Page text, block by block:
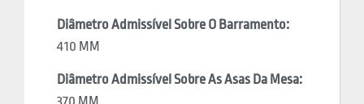
Diâmetro Admissível Sobre O Barramento:
410 MM
Diâmetro Admissível Sobre As Asas Da Mesa: